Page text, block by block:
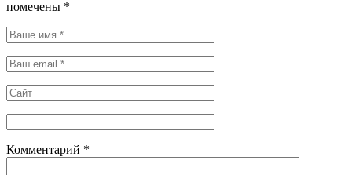
помечены *
Комментарий *